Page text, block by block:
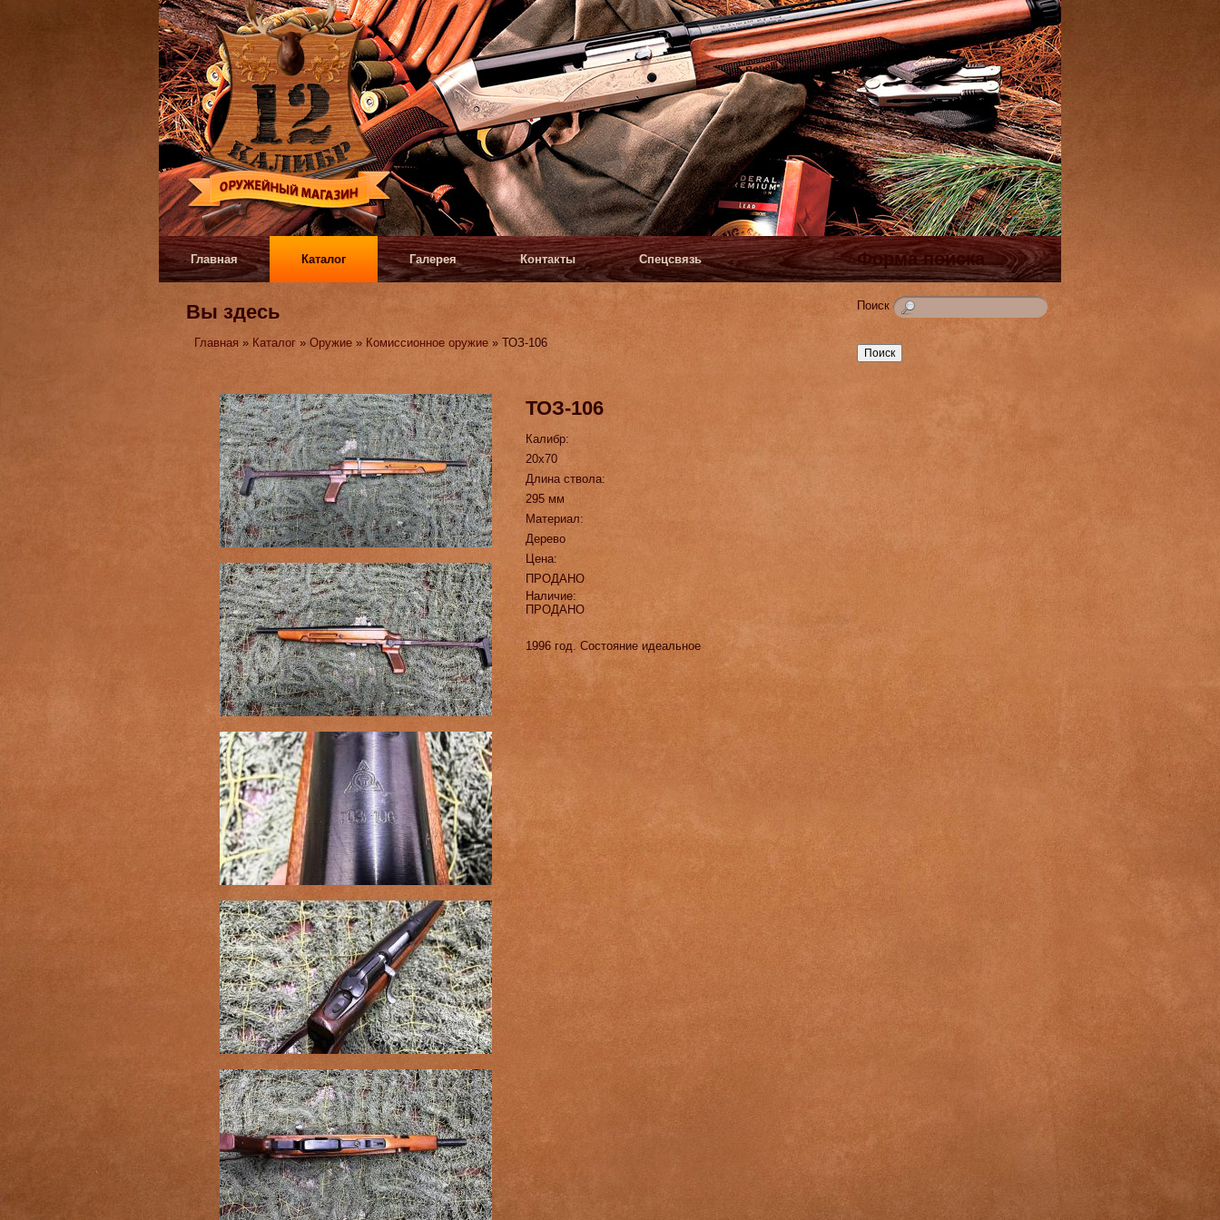
Форма поиска
Поиск
Главная Каталог Галерея Контакты Спецсвязь
Вы здесь
Главная » Каталог »Оружие » Комиссионное оружие » ТОЗ-106
ТОЗ-106
Калибр:
20х70
Длина ствола:
295 мм
Материал:
Дерево
Цена:
ПРОДАНО
Наличие:
ПРОДАНО
1996 год. Состояние идеальное